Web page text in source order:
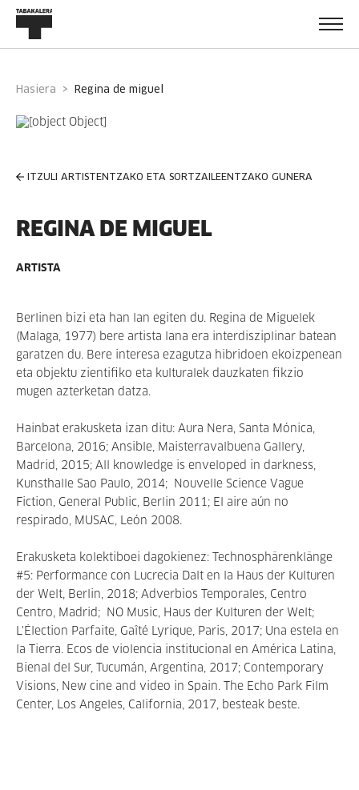
Hasiera regina de miguel
ITZULI ARTISTENTZAKO ETA SORTZAILEENTZAKO GUNERA
REGINA DE MIGUEL
ARTISTA
Berlinen bizi eta han lan egiten du. Regina de Miguelek
(Malaga, 1977) bere artista lana era interdisziplinar batean
garatzen du. Bere interesa ezagutza hibridoen ekoizpenean
eta objektu zientifiko eta kulturalek dauzkaten fikzio
mugen azterketan datza.
Hainbat erakusketa izan ditu: Aura Nera, Santa Mónica,
Barcelona, 2016; Ansible, Maisterravalbuena Gallery,
Madrid, 2015; All knowledge is enveloped in darkness,
Kunsthalle Sao Paulo, 2014; Nouvelle Science Vague
Fiction, General Public, Berlin 2011; El aire aún no
respirado, MUSAC, León 2008.
Erakusketa kolektiboei dagokienez: Technosphärenklänge
#5: Performance con Lucrecia Dalt en la Haus der Kulturen
der Welt, Berlin, 2018; Adverbios Temporales, Centro
Centro, Madrid; NO Music, Haus der Kulturen der Welt;
L'Élection Parfaite, Gaîté Lyrique, Paris, 2017; Una estela en
la Tierra. Ecos de violencia institucional en América Latina,
Bienal del Sur, Tucumán, Argentina, 2017; Contemporary
Visions, New cine and video in Spain. The Echo Park Film
Center, Los Angeles, California, 2017, besteak beste.